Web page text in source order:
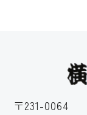
〒231-0064